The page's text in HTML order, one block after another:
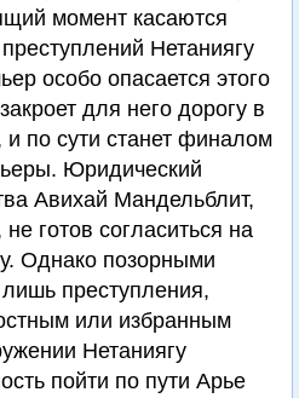
момент касаются
Нетаниягу
особо опасается этого
для него дорогу в
и по сути станет финалом
Юридический
Авихай Мандельблит,
готов согласиться на
Однако позорными
преступления,
или избранным
Нетаниягу
пойти по пути Арье